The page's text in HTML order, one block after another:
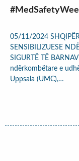
05/11/2024
SENSIBILIZUESE
SIGURTË TË
ndërkombëtare e
Uppsala (UMC),…